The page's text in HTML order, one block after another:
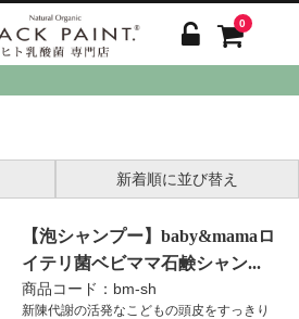
0
新着順に並び替え
【泡シャンプー】baby&mamaロ
イテリ菌ベビママ石鹸シャン...
商品コード：bm-sh
新陳代謝の活発なこどもの頭皮をすっきり